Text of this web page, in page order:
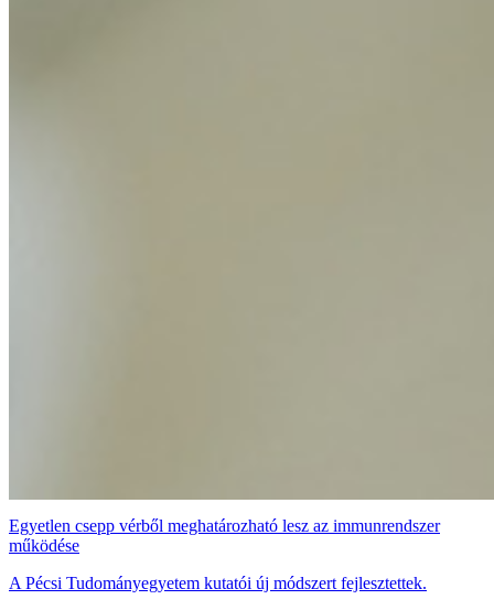
Egyetlen csepp vérből meghatározható lesz az immunrendszer
működése
A Pécsi Tudományegyetem kutatói új módszert fejlesztettek.